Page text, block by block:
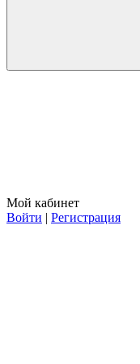
Мой кабинет
Войти | Регистрация